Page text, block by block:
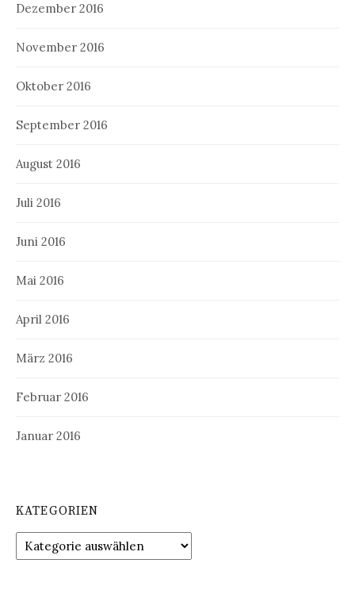
Dezember 2016
November 2016
Oktober 2016
September 2016
August 2016
Juli 2016
Juni 2016
Mai 2016
April 2016
März 2016
Februar 2016
Januar 2016
KATEGORIEN
Kategorien